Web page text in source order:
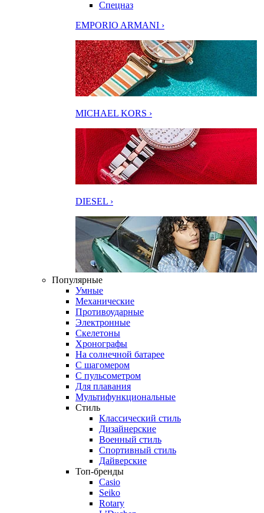
Спецназ
EMPORIO ARMANI ›
MICHAEL KORS ›
DIESEL ›
Популярные
Умные
Механические
Противоударные
Электронные
Скелетоны
Хронографы
На солнечной батарее
С шагомером
С пульсометром
Для плавания
Мультифункциональные
Стиль
Классический стиль
Дизайнерские
Военный стиль
Спортивный стиль
Дайверские
Топ-бренды
Casio
Seiko
Rotary